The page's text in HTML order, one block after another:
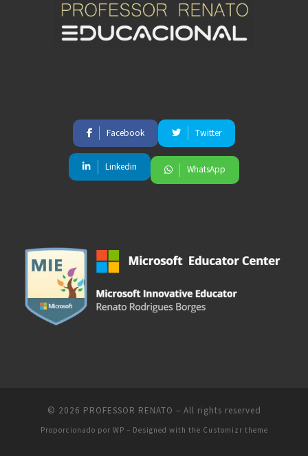
Facebook Twitter
Linkedin WhatsApp
© 2026 PROFESSOR RENATO – All rights reserved
Proporcionado por WP – Designed with the Customizr theme